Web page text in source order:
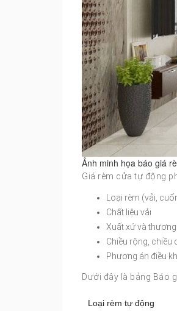
Ảnh minh họa báo giá
Giá rèm cửa tự động
Loại rèm (vải,
Chất liệu vải
Xuất xứ và
Chiều rộng, chiều
Phương án điều
Dưới đây là bảng Báo
Loại rèm tự động